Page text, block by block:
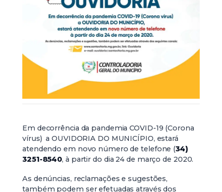
Em decorrência da pandemia COVID-19 (Corona
vírus) a OUVIDORIA DO MUNICÍPIO, estará
atendendo em novo número de telefone (34)
3251-8540, à partir do dia 24 de março de 2020.
As denúncias, reclamações e sugestões,
também podem ser efetuadas através dos